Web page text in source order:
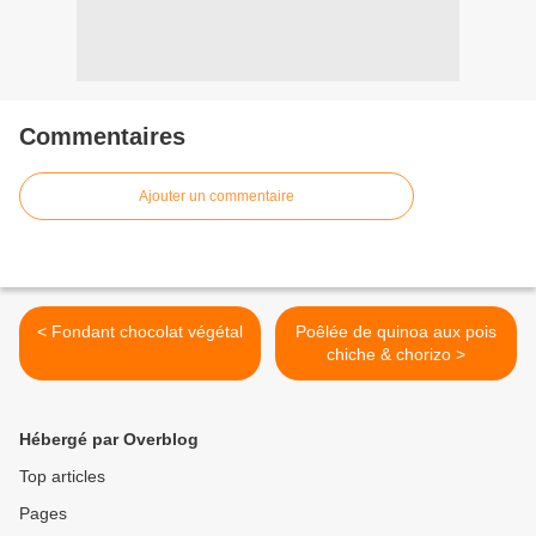
Commentaires
Ajouter un commentaire
< Fondant chocolat végétal
Poêlée de quinoa aux pois
chiche & chorizo >
Hébergé par Overblog
Top articles
Pages